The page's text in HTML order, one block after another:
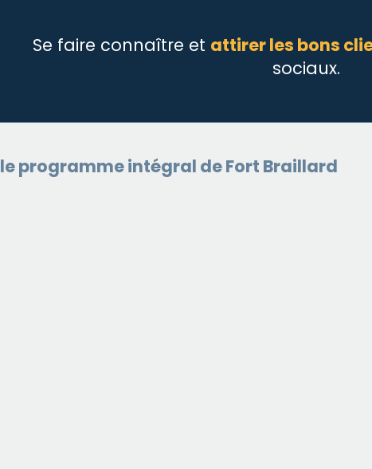
Se faire connaître et attirer les bons
sociaux.
le programme intégral de Fort Braillard